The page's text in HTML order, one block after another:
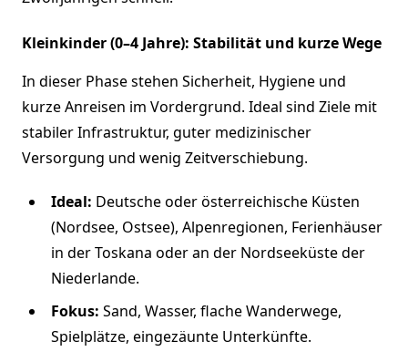
Kleinkinder (0–4 Jahre): Stabilität und kurze Wege
In dieser Phase stehen Sicherheit, Hygiene und
kurze Anreisen im Vordergrund. Ideal sind Ziele mit
stabiler Infrastruktur, guter medizinischer
Versorgung und wenig Zeitverschiebung.
Ideal: Deutsche oder österreichische Küsten
(Nordsee, Ostsee), Alpenregionen, Ferienhäuser
in der Toskana oder an der Nordseeküste der
Niederlande.
Fokus: Sand, Wasser, flache Wanderwege,
Spielplätze, eingezäunte Unterkünfte.